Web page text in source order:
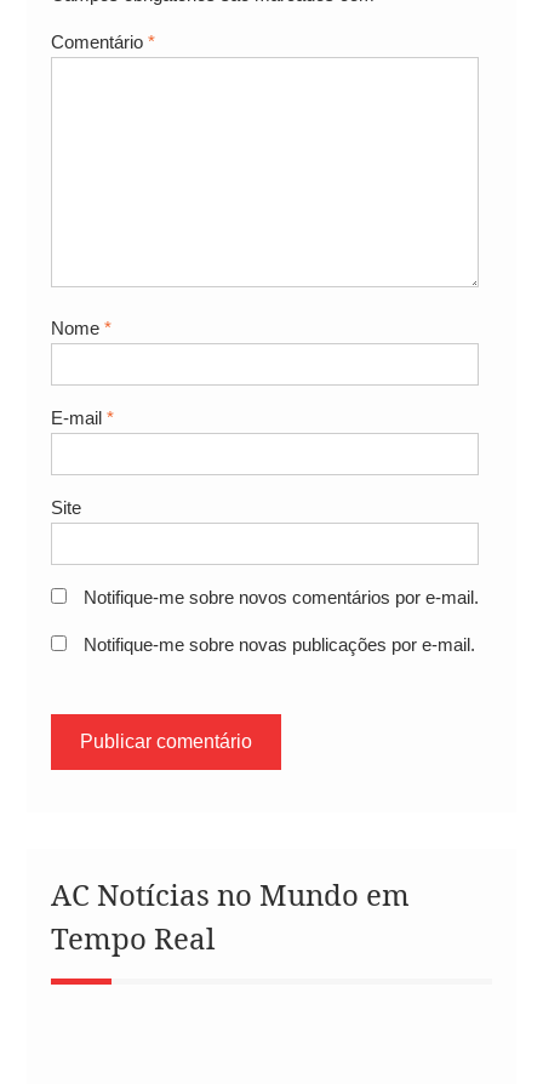
Comentário *
Nome *
E-mail *
Site
Notifique-me sobre novos comentários por e-mail.
Notifique-me sobre novas publicações por e-mail.
AC Notícias no Mundo em
Tempo Real